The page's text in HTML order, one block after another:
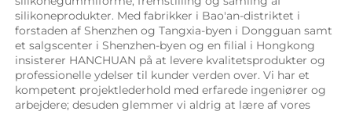
silikoneprodukter. Med fabrikker i Bao'an-distriktet i
forstaden af Shenzhen og Tangxia-byen i Dongguan samt
et salgscenter i Shenzhen-byen og en filial i Hongkong
insisterer HANCHUAN på at levere kvalitetsprodukter og
professionelle ydelser til kunder verden over. Vi har et
kompetent projektlederhold med erfarede ingeniører og
arbejdere; desuden glemmer vi aldrig at lære af vores